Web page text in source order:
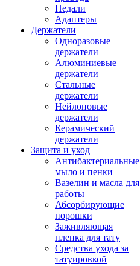
Педали
Адаптеры
Держатели
Одноразовые
держатели
Алюминиевые
держатели
Стальные
держатели
Нейлоновые
держатели
Керамический
держатели
Защита и уход
Антибактериальные
мыло и пенки
Вазелин и масла для
работы
Абсорбирующие
порошки
Заживляющая
пленка для тату
Средства ухода за
татуировкой